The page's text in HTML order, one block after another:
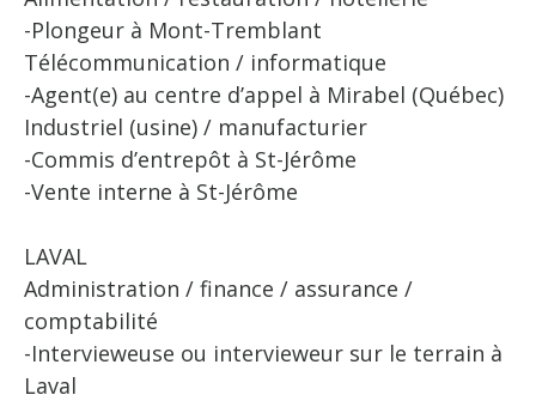
-Plongeur à Mont-Tremblant
Télécommunication / informatique
-Agent(e) au centre d’appel à Mirabel (Québec)
Industriel (usine) / manufacturier
-Commis d’entrepôt à St-Jérôme
-Vente interne à St-Jérôme
LAVAL
Administration / finance / assurance /
comptabilité
-Intervieweuse ou intervieweur sur le terrain à
Laval